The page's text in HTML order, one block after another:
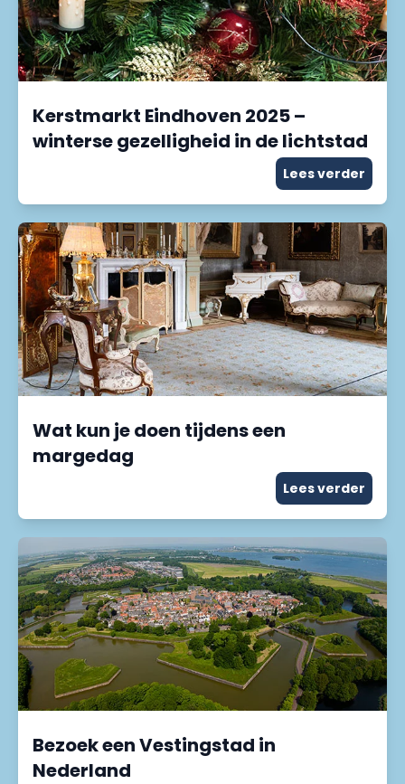
Kerstmarkt Eindhoven 2025 –
winterse gezelligheid in de lichtstad
Lees verder
Wat kun je doen tijdens een
margedag
Lees verder
Bezoek een Vestingstad in
Nederland